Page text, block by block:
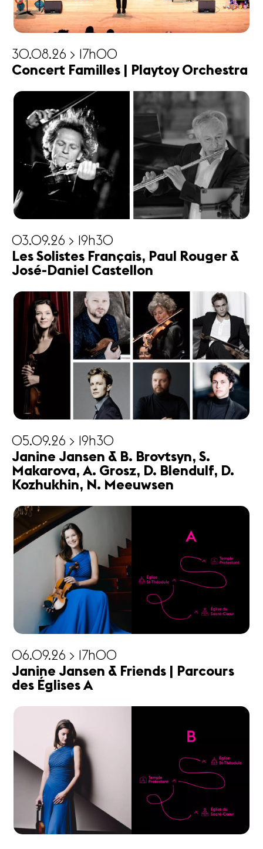
30.08.26 > 17h00
Concert Familles | Playtoy Orchestra
03.09.26 > 19h30
Les Solistes Français, Paul Rouger &
José-Daniel Castellon
05.09.26 > 19h30
Janine Jansen & B. Brovtsyn, S.
Makarova, A. Grosz, D. Blendulf, D.
Kozhukhin, N. Meeuwsen
06.09.26 > 17h00
Janine Jansen & Friends | Parcours
des Églises A